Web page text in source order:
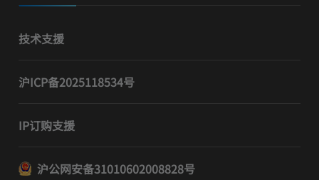
技术支援
沪ICP备2025118534号
IP订购支援
沪公网安备31010602008828号